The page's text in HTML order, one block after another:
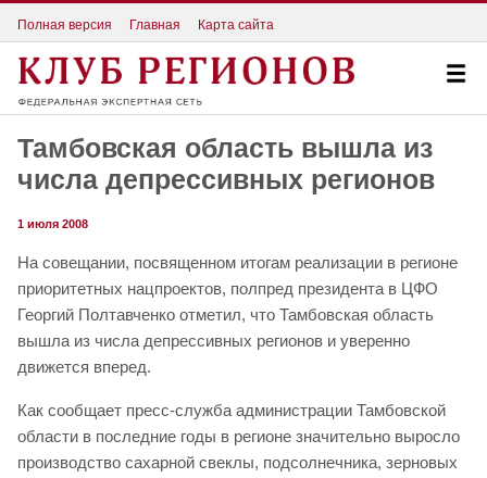
Полная версия Главная Карта сайта
Тамбовская область вышла из
числа депрессивных регионов
1 июля 2008
На совещании, посвященном итогам реализации в регионе
приоритетных нацпроектов, полпред президента в ЦФО
Георгий Полтавченко отметил, что Тамбовская область
вышла из числа депрессивных регионов и уверенно
движется вперед.
Как сообщает пресс-служба администрации Тамбовской
области в последние годы в регионе значительно выросло
производство сахарной свеклы, подсолнечника, зерновых